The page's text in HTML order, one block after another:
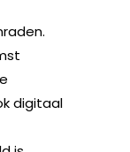
digitaal